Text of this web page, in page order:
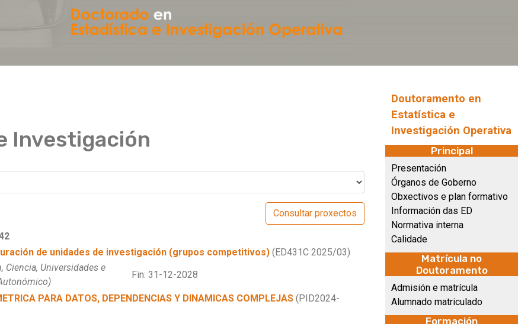
Investigación
de unidades de investigación (grupos competitivos) (ED431C 2025/03)
Ciencia, Universidades e
Fin: 31-12-2028
PARA DATOS, DEPENDENCIAS Y DINAMICAS COMPLEJAS (PID2024-
Doutoramento en
Estatística e
Investigación Operativa
Principal
Presentación
Órganos de Goberno
Obxectivos e plan formativo
Información das ED
Normativa interna
Calidade
Matrícula no
Doutoramento
Admisión e matrícula
Alumnado matriculado
Formación